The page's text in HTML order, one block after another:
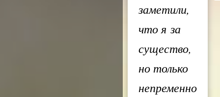
заметили,
что я за
существо,
но только
непременно